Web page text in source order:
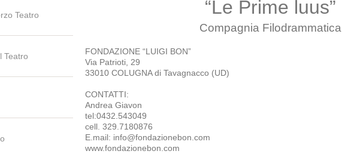
“Le Prime luus”
Compagnia Filodrammatica
FONDAZIONE “LUIGI BON”
Via Patrioti, 29
33010 COLUGNA di Tavagnacco (UD)
CONTATTI:
Andrea Giavon
tel:0432.543049
cell. 329.7180876
E.mail: info@fondazionebon.com
www.fondazionebon.com
Teatro
Teatro